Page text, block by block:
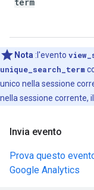
Nota :l'evento
unique_search_term
unico nella sessione
nella sessione corrente,
Invia evento
Prova questo
Google Analytics